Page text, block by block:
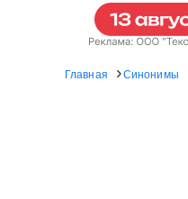
Главная Синонимы